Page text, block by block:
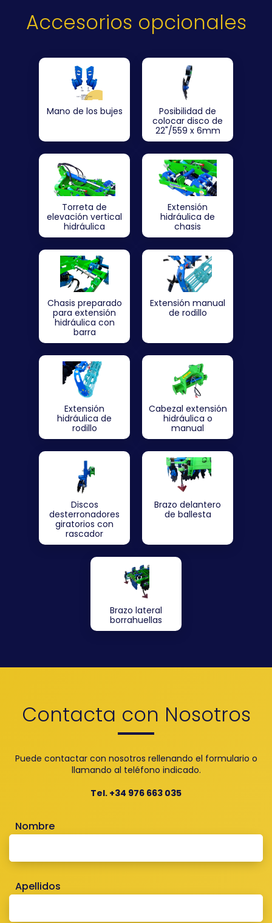
Accesorios opcionales
Mano de los bujes
Posibilidad de
colocar disco de
22"/559 x 6mm
Torreta de
elevación vertical
hidráulica
Extensión
hidráulica de
chasis
Chasis preparado
para extensión
hidráulica con
barra
Extensión manual
de rodillo
Extensión
hidráulica de
rodillo
Cabezal extensión
hidráulica o
manual
Discos
desterronadores
giratorios con
rascador
Brazo delantero
de ballesta
Brazo lateral
borrahuellas
Contacta con Nosotros
Puede contactar con nosotros rellenando el formulario o
llamando al teléfono indicado.
Tel. +34 976 663 035
Nombre
Apellidos